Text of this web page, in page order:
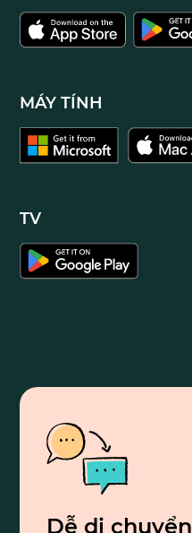
MÁY TÍNH
TV
Dễ di chuyển